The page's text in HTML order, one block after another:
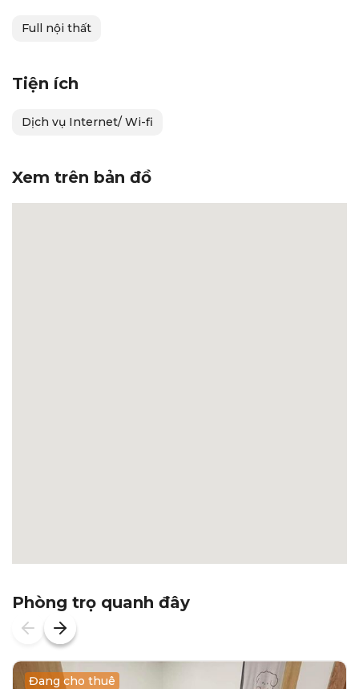
Full nội thất
Tiện ích
Dịch vụ Internet/ Wi-fi
Xem trên bản đồ
Phòng trọ quanh đây
Đang cho thuê